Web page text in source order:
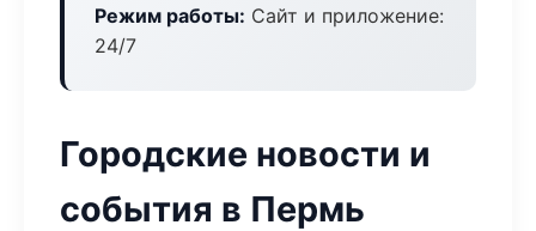
Режим работы: Сайт и приложение:
24/7
Городские новости и
события в Пермь